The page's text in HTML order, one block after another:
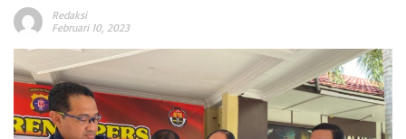
Redaksi
Februari 10, 2023